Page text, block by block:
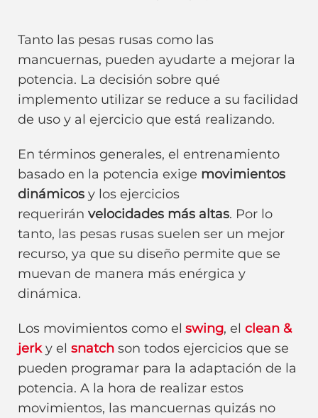
Tanto las pesas rusas como las
mancuernas, pueden ayudarte a mejorar la
potencia. La decisión sobre qué
implemento utilizar se reduce a su facilidad
de uso y al ejercicio que está realizando.
En términos generales, el entrenamiento
basado en la potencia exige movimientos
dinámicos y los ejercicios
requerirán velocidades más altas. Por lo
tanto, las pesas rusas suelen ser un mejor
recurso, ya que su diseño permite que se
muevan de manera más enérgica y
dinámica.
Los movimientos como el swing, el clean &
jerky el snatch son todos ejercicios que se
pueden programar para la adaptación de la
potencia. A la hora de realizar estos
movimientos, las mancuernas quizás no